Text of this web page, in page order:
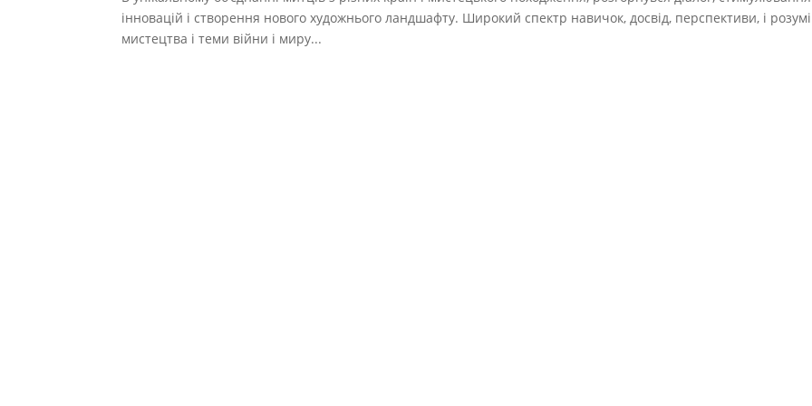
інновацій і створення нового художнього ландшафту. Широкий спектр навичок, досвід, перспективи, і
мистецтва і теми війни і миру...